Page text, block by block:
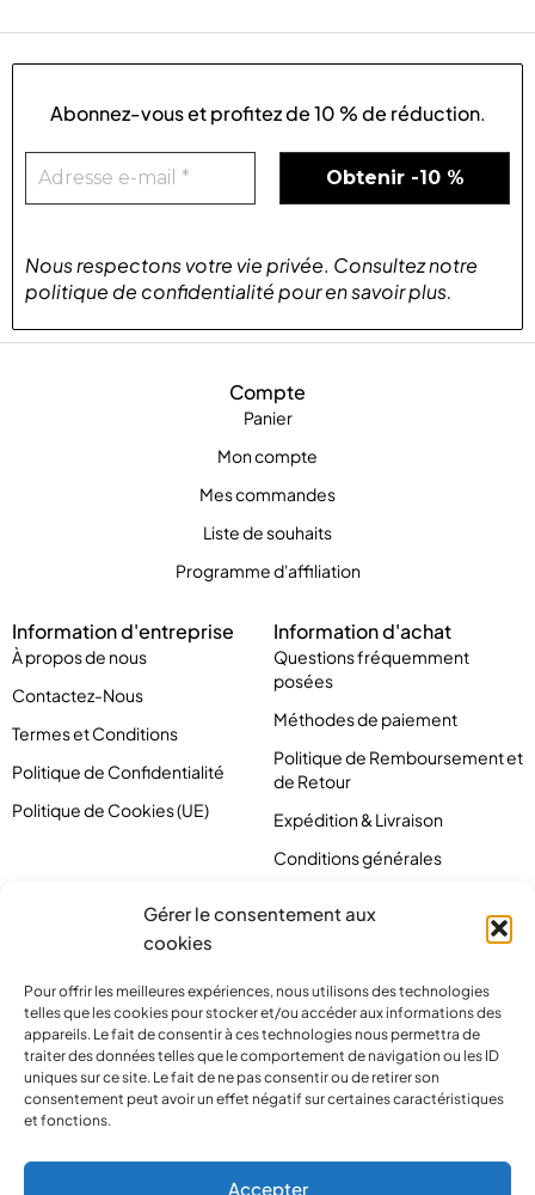
Gérer le consentement aux
cookies
Pour offrir les meilleures expériences, nous utilisons des technologies
telles que les cookies pour stocker et/ou accéder aux informations des
appareils. Le fait de consentir à ces technologies nous permettra de
traiter des données telles que le comportement de navigation ou les ID
uniques sur ce site. Le fait de ne pas consentir ou de retirer son
consentement peut avoir un effet négatif sur certaines caractéristiques
et fonctions.
Accepter
contact@pirlove.com
Compte
Panier
Mon compte
Mes commandes
Liste de souhaits
Programme d'affiliation
Information d'entreprise
À propos de nous
Contactez-Nous
Termes et Conditions
Politique de Confidentialité
Politique de Cookies (UE)
Information d'achat
Questions fréquemment
posées
Méthodes de paiement
Politique de Remboursement et
de Retour
Expédition & Livraison
Conditions générales
Abonnez-vous et profitez de10 % de réduction.
Nous respectons votre vie privée. Consultez notre
politique de confidentialitépouren savoir plus.